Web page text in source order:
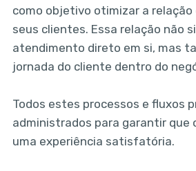
como objetivo otimizar a relação
seus clientes. Essa relação não
atendimento direto em si, mas
jornada do cliente dentro do
Todos estes processos e fluxos
administrados para garantir que
uma experiência satisfatória.